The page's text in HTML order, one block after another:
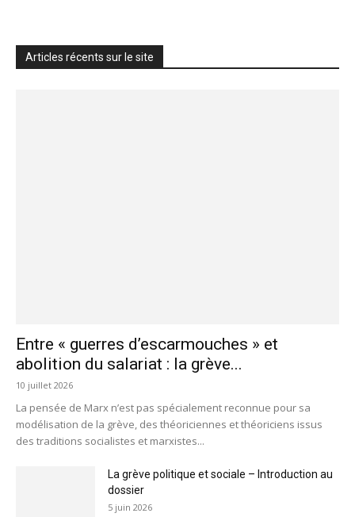
Articles récents sur le site
Entre « guerres d’escarmouches » et
abolition du salariat : la grève...
10 juillet 2026
La pensée de Marx n’est pas spécialement reconnue pour sa
modélisation de la grève, des théoriciennes et théoriciens issus
des traditions socialistes et marxistes...
La grève politique et sociale – Introduction au
dossier
5 juin 2026